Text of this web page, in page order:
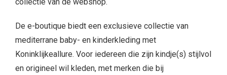
De e-boutique biedt een exclusieve collectie van
mediterrane baby- en kinderkleding met
Koninklijkeallure. Voor iedereen die zijn kindje(s) stijlvol
en origineel wil kleden, met merken die bij